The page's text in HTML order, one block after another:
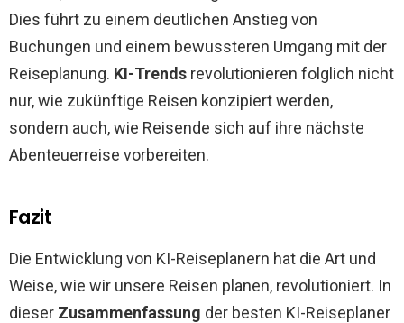
Dies führt zu einem deutlichen Anstieg von
Buchungen und einem bewussteren Umgang mit der
Reiseplanung. KI-Trends revolutionieren folglich nicht
nur, wie zukünftige Reisen konzipiert werden,
sondern auch, wie Reisende sich auf ihre nächste
Abenteuerreise vorbereiten.
Fazit
Die Entwicklung von KI-Reiseplanern hat die Art und
Weise, wie wir unsere Reisen planen, revolutioniert. In
dieser Zusammenfassung der besten KI-Reiseplaner